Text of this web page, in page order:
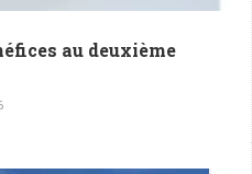
au deuxième